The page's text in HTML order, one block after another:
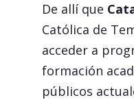
De allí que
Católica de
acceder a
formación
públicos